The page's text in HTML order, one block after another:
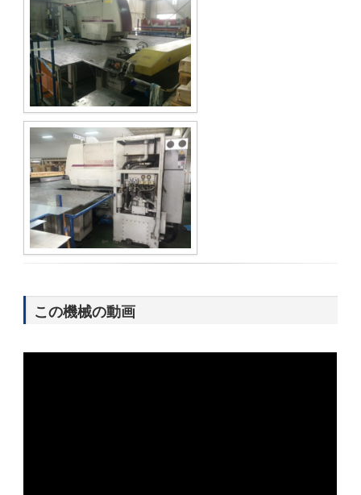
この機械の動画